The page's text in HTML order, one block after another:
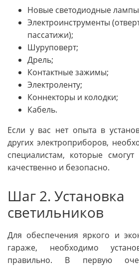
Новые светодиодные
Электроинструменты
пассатижи);
Шуруповерт;
Дрель;
Контактные зажимы;
Электроленту;
Коннекторы и колодки;
Кабель.
Если у вас нет опыта в
других электроприборов,
специалистам, которые
качественно и безопасно.
Шаг 2. Установка
светильников
Для обеспечения яркого и
гараже, необходимо
правильно. В первую